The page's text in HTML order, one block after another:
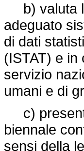
b) valuta
adeguato
di dati
(ISTAT) e
servizio
umani e di
c)
biennale
sensi della